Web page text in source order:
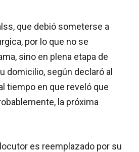
que debió someterse a
por lo que no se
sino en plena etapa de
domicilio, según declaró al
tiempo en que reveló que
la próxima
es reemplazado por su